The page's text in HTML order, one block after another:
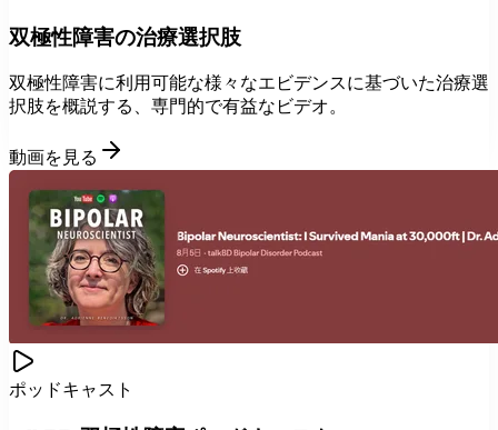
双極性障害の治療選択肢
双極性障害に利用可能な様々なエビデンスに基づいた治療選
択肢を概説する、専門的で有益なビデオ。
動画を見る
ポッドキャスト